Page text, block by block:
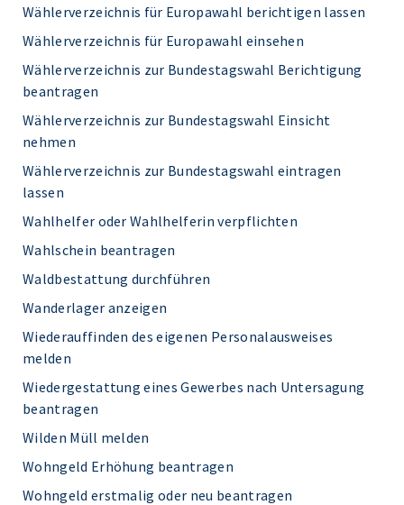
Wählerverzeichnis für Europawahl berichtigen lassen
Wählerverzeichnis für Europawahl einsehen
Wählerverzeichnis zur Bundestagswahl Berichtigung
beantragen
Wählerverzeichnis zur Bundestagswahl Einsicht
nehmen
Wählerverzeichnis zur Bundestagswahl eintragen
lassen
Wahlhelfer oder Wahlhelferin verpflichten
Wahlschein beantragen
Waldbestattung durchführen
Wanderlager anzeigen
Wiederauffinden des eigenen Personalausweises
melden
Wiedergestattung eines Gewerbes nach Untersagung
beantragen
Wilden Müll melden
Wohngeld Erhöhung beantragen
Wohngeld erstmalig oder neu beantragen